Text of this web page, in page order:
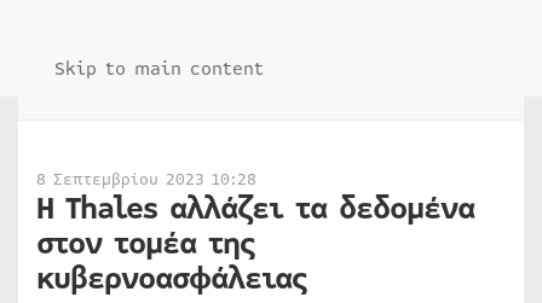
Skip to main content
8 Σεπτεμβρίου 2023 10:28
Η Thales αλλάζει τα δεδομένα
στον τομέα της
κυβερνοασφάλειας